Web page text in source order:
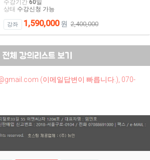
수강기간 60일
상태 수강신청 가능
강좌 1,590,000원2,400,000
(이메일답변이 빠릅니다.), 070-